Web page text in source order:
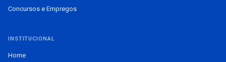
Concursos e Empregos
INSTITUCIONAL
Home